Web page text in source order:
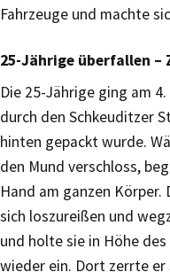
Fahrzeuge und machte
25-Jährige überfallen –
Die 25-Jährige ging am
durch den Schkeuditzer
hinten gepackt wurde.
den Mund verschloss,
Hand am ganzen Körper.
sich loszureißen und
und holte sie in Höhe
wieder ein. Dort zerrte er